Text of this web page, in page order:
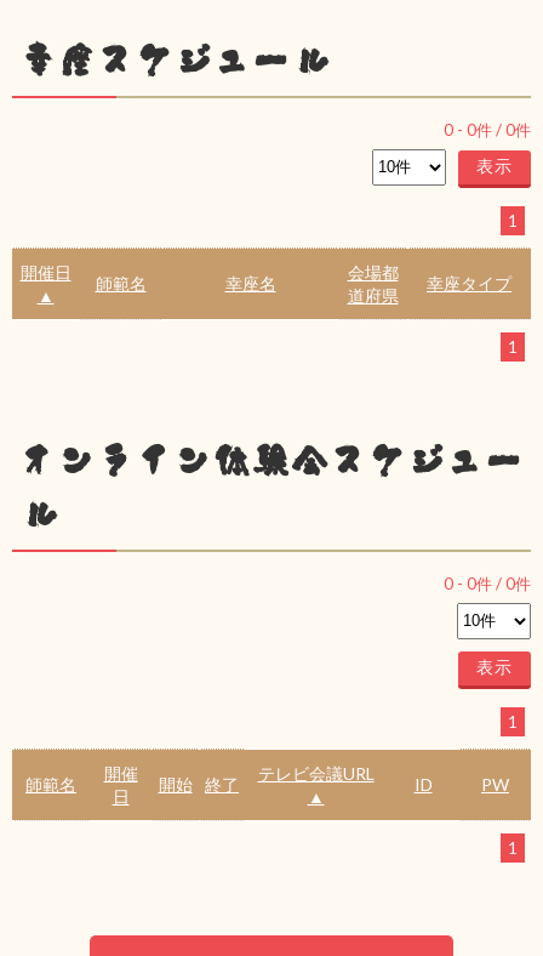
幸座スケジュール
0 - 0件 /0件
1
開催日
▲
師範名 幸座名
会場都
道府県
幸座タイプ
1
オンライン体験会スケジュー
ル
0 - 0件 /0件
1
師範名
開催
日
開始 終了
テレビ会議URL
▲
ID PW
1